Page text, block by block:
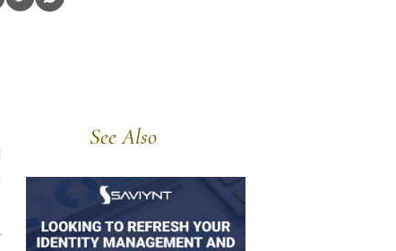
See Also